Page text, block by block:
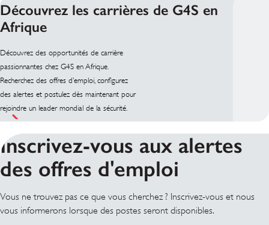
Découvrez les carrières de G4S en
Afrique
Découvrez des opportunités de carrière
passionnantes chez G4S en Afrique.
Recherchez des offres d’emploi, configurez
des alertes et postulez dès maintenant pour
rejoindre un leader mondial de la sécurité.
Inscrivez-vous aux alertes
des offres d'emploi
Vous ne trouvez pas ce que vous cherchez ? Inscrivez-vous et nous
vous informerons lorsque des postes seront disponibles.